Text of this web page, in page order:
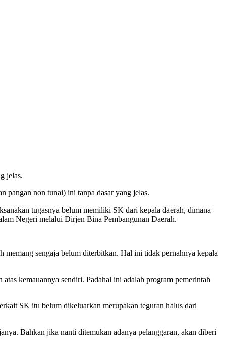
jelas.
pangan non tunai) ini tanpa dasar yang jelas.
tugasnya belum memiliki SK dari kepala daerah, dimana
Negeri melalui Dirjen Bina Pembangunan Daerah.
memang sengaja belum diterbitkan. Hal ini tidak pernahnya kepala
kemauannya sendiri. Padahal ini adalah program pemerintah
SK itu belum dikeluarkan merupakan teguran halus dari
Bahkan jika nanti ditemukan adanya pelanggaran, akan diberi